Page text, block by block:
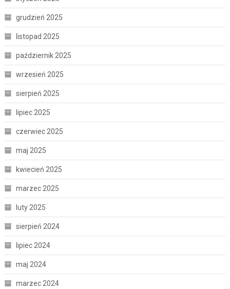
grudzień 2025
listopad 2025
październik 2025
wrzesień 2025
sierpień 2025
lipiec 2025
czerwiec 2025
maj 2025
kwiecień 2025
marzec 2025
luty 2025
sierpień 2024
lipiec 2024
maj 2024
marzec 2024